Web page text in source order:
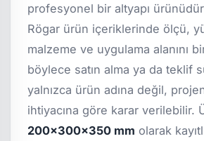
profesyonel bir altyapı
Rögar ürün içeriklerinde ölçü,
malzeme ve uygulama alanını
böylece satın alma ya da teklif
yalnızca ürün adına değil,
ihtiyacına göre karar verilebilir.
200x300x350 mm olarak